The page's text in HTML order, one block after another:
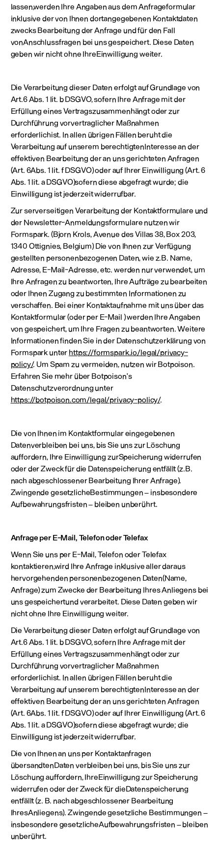
lassen,werden Ihre Angaben aus dem Anfrageformular
inklusive der von Ihnen dortangegebenen Kontaktdaten
zwecks Bearbeitung der Anfrage und für den Fall
vonAnschlussfragen bei uns gespeichert. Diese Daten
geben wir nicht ohne IhreEinwilligung weiter.
Die Verarbeitung dieser Daten erfolgt auf Grundlage von
Art.6 Abs. 1 lit. b DSGVO, sofern Ihre Anfrage mit der
Erfüllung eines Vertragszusammenhängt oder zur
Durchführung vorvertraglicher Maßnahmen
erforderlichist. In allen übrigen Fällen beruht die
Verarbeitung auf unserem berechtigtenInteresse an der
effektiven Bearbeitung der an uns gerichteten Anfragen
(Art. 6Abs. 1 lit. f DSGVO) oder auf Ihrer Einwilligung (Art. 6
Abs. 1 lit. a DSGVO)sofern diese abgefragt wurde; die
Einwilligung ist jederzeit widerrufbar.
Zur serverseitigen Verarbeitung der Kontaktformulare und
der Newsletter-Anmeldungsformulare nutzen wir
Formspark. (Bjorn Krols, Avenue des Villas 38, Box 203,
1340 Ottignies, Belgium) Die von Ihnen zur Verfügung
gestellten personenbezogenen Daten, wie z.B. Name,
Adresse, E-Mail-Adresse, etc. werden nur verwendet, um
Ihre Anfragen zu beantworten, Ihre Aufträge zu bearbeiten
oder Ihnen Zugang zu bestimmten Informationen zu
verschaffen. Bei einer Kontaktaufnahme mit uns über das
Kontaktformular (oder per E-Mail ) werden Ihre Angaben
von gespeichert, um Ihre Fragen zu beantworten. Weitere
Informationen finden Sie in der Datenschutzerklärung von
Formspark unter https://formspark.io/legal/privacy-
policy/. Um Spam zu vermeiden, nutzen wir Botpoison.
Erfahren Sie mehr über Botpoison’s
Datenschutzverordnung unter
https://botpoison.com/legal/privacy-policy/.
Die von Ihnen im Kontaktformular eingegebenen
Datenverbleiben bei uns, bis Sie uns zur Löschung
auffordern, Ihre Einwilligung zurSpeicherung widerrufen
oder der Zweck für die Datenspeicherung entfällt (z.B.
nach abgeschlossener Bearbeitung Ihrer Anfrage).
Zwingende gesetzlicheBestimmungen – insbesondere
Aufbewahrungsfristen – bleiben unberührt.
Anfrage per E-Mail, Telefon oder Telefax
Wenn Sie uns per E-Mail, Telefon oder Telefax
kontaktieren,wird Ihre Anfrage inklusive aller daraus
hervorgehenden personenbezogenen Daten(Name,
Anfrage) zum Zwecke der Bearbeitung Ihres Anliegens bei
uns gespeichertund verarbeitet. Diese Daten geben wir
nicht ohne Ihre Einwilligung weiter.
Die Verarbeitung dieser Daten erfolgt auf Grundlage von
Art.6 Abs. 1 lit. b DSGVO, sofern Ihre Anfrage mit der
Erfüllung eines Vertragszusammenhängt oder zur
Durchführung vorvertraglicher Maßnahmen
erforderlichist. In allen übrigen Fällen beruht die
Verarbeitung auf unserem berechtigtenInteresse an der
effektiven Bearbeitung der an uns gerichteten Anfragen
(Art. 6Abs. 1 lit. f DSGVO) oder auf Ihrer Einwilligung (Art. 6
Abs. 1 lit. a DSGVO)sofern diese abgefragt wurde; die
Einwilligung ist jederzeit widerrufbar.
Die von Ihnen an uns per Kontaktanfragen
übersandtenDaten verbleiben bei uns, bis Sie uns zur
Löschung auffordern, IhreEinwilligung zur Speicherung
widerrufen oder der Zweck für dieDatenspeicherung
entfällt (z. B. nach abgeschlossener Bearbeitung
IhresAnliegens). Zwingende gesetzliche Bestimmungen –
insbesondere gesetzlicheAufbewahrungsfristen – bleiben
unberührt.